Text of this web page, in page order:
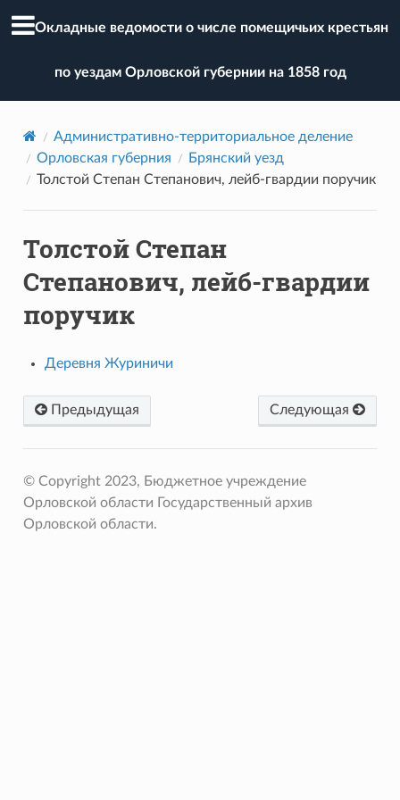
Окладные ведомости о числе помещичьих крестьян
по уездам Орловской губернии на 1858 год
Административно-территориальное деление
Орловская губерния
Брянский уезд
Толстой Степан Степанович, лейб-гвардии поручик
Толстой Степан
Степанович, лейб-гвардии
поручик
Деревня Журиничи
Предыдущая Следующая
© Copyright 2023, Бюджетное учреждение
Орловской области Государственный архив
Орловской области.